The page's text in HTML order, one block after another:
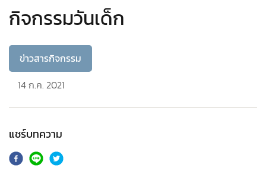
กิจกรรมวันเด็ก
ข่าวสารกิจกรรม
14 ก.ค. 2021
แชร์บทความ